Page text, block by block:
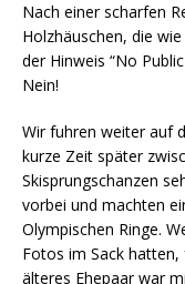
Nach einer scharfen
Holzhäuschen, die
der Hinweis “No
Nein!
Wir fuhren weiter auf
kurze Zeit später
Skisprungschanzen
vorbei und machten
Olympischen Ringe.
Fotos im Sack
älteres Ehepaar war